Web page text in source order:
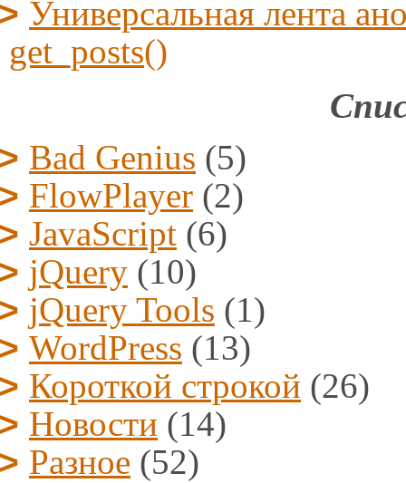
Универсальная лента
get_posts()
Bad Genius (5)
FlowPlayer (2)
JavaScript (6)
jQuery (10)
jQuery Tools (1)
WordPress (13)
Короткой строкой (26)
Новости (14)
Разное (52)